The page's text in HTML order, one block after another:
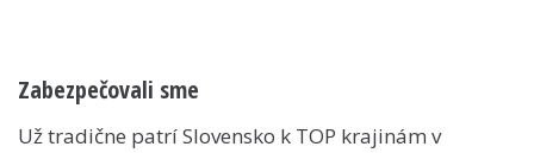
Zabezpečovali sme
Už tradične patrí Slovensko k TOP krajinám v